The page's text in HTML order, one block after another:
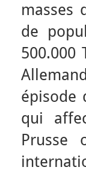
masses
de
500.000
épisode
qui
Prusse